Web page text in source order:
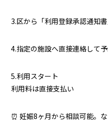
3.区から「利用登録承認通知
4.指定の施設へ直接連絡して
5.利用スタート
利用料は直接支払い
⏰ 妊娠8ヶ月から相談可能。